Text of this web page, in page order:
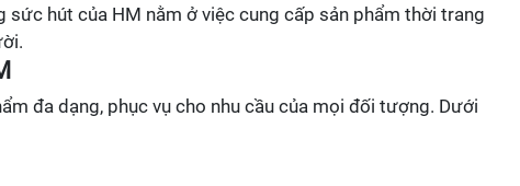
sức hút của HM nằm ở việc cung cấp sản phẩm thời trang
đa dạng, phục vụ cho nhu cầu của mọi đối tượng. Dưới